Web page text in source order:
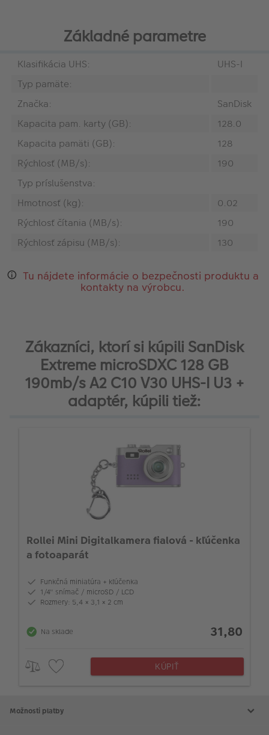
Základné parametre
Klasifikácia UHS:
UHS-I
Typ pamäte:
Značka:
SanDisk
Kapacita pam. karty (GB):
128.0
Kapacita pamäti (GB):
128
Rýchlosť (MB/s):
190
Typ príslušenstva:
Hmotnosť (kg):
0.02
Rýchlosť čítania (MB/s):
190
Rýchlosť zápisu (MB/s):
130
Tu nájdete informácie o bezpečnosti produktu a
kontakty na výrobcu.
Zákazníci, ktorí si kúpili SanDisk
Extreme microSDXC 128 GB
190mb/s A2 C10 V30 UHS-I U3 +
adaptér, kúpili tiež:
Rollei Mini Digitalkamera fialová - kľúčenka
a fotoaparát
Funkčná miniatúra + kľúčenka
1/4" snímač / microSD / LCD
Rozmery: 5,4 × 3,1 × 2 cm
Na sklade 31,80
KÚPIŤ
Možnosti platby